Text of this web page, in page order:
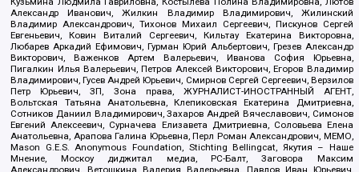
Александр Иванович, Жилкин Владимир Владимирович, Жилинский
Владимир Александрович, Тихонов Михаил Сергеевич, Пискунов Сергей
Евгеньевич, Ковин Виталий Сергеевич, Кильтау Екатерина Викторовна,
Любарев Аркадий Ефимович, Гурман Юрий Альбертович, Грезев Александр
Викторович, Важенков Артем Валерьевич, Иванова София Юрьевна,
Пигалкин Илья Валерьевич, Петров Алексей Викторович, Егоров Владимир
Владимирович, Гусев Андрей Юрьевич, Смирнов Сергей Сергеевич, Верзилов
Петр Юрьевич, ЗП, Зона права, ЖУРНАЛИСТ-ИНОСТРАННЫЙ АГЕНТ,
Вольтская Татьяна Анатольевна, Клепиковская Екатерина Дмитриевна,
Сотников Даниил Владимирович, Захаров Андрей Вячеславович, Симонов
Евгений Алексеевич, Сурначева Елизавета Дмитриевна, Соловьева Елена
Анатольевна, Арапова Галина Юрьевна, Перл Роман Александрович, МЕМО,
Mason G.E.S. Anonymous Foundation, Stichting Bellingcat, Якутия – Наше
Мнение, Москоу диджитал медиа, РС-Балт, Заговора Максим
Александрович, Ветошкина Валерия Валерьевна, Павлов Иван Юрьевич,